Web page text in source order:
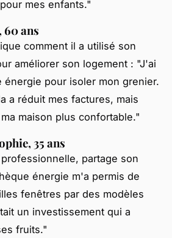
mes enfants."
60 ans
comment il a utilisé son
améliorer son logement : "J'ai
énergie pour isoler mon grenier.
a réduit mes factures, mais
maison plus confortable."
35 ans
partage son
énergie m'a permis de
fenêtres par des modèles
un investissement qui a
fruits."